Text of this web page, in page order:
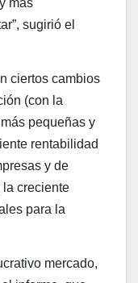
más
sugirió el
ciertos cambios
(con la
pequeñas y
rentabilidad
y de
creciente
para la
mercado,